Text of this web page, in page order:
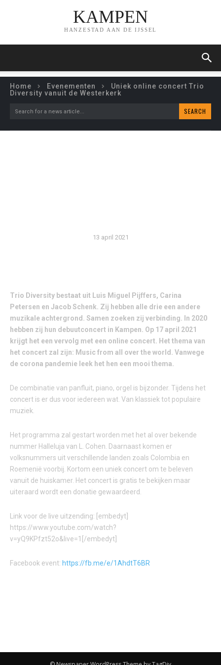
KAMPEN
HANZESTAD AAN DE IJSSEL
Home Evenementen
Uniek online concert Trio
Diversity vanuit de Westerkerk
Search for a news article... SEARCH
13 april 2021
Trio Diversity bestaat uit Luis Miguel Pijffers, Carina
Petersen en Jacob Schenk. Zij hebben alle drie een andere
muzikale achtergrond. Samen zoeken zij verbinding. In 2020
hebben zij hun debuutconcert in Kampen. Op 17 april 2021
krijgt het een vervolg met een online concert. Het thema van
het concert zal zijn: Music from all over the world. Vanwege
de corona pandemie leek het hen een mooi thema.
De combinatie van panfluit, piano, orgel is bijzonder. Tijdens het
concert is er dus voor iedereen wat. Van klassiek tot populaire
muziek.
Het programma zal gestart worden met het al over bekende
nummer Halleluja van L. Cohen. Daarnaast komen er
volksnummers uit verschillende landen zoals Colombia en
Roemenië voorbij. Kortom een uniek concert om te beleven
vanuit de huiskamer. Het concert is gratis te bekijken maar
uiteraard wordt een donatie gewaardeerd.
Link voor de live uitzending: [embedyt]
https://www.youtube.com/watch?
v=yQ9KPfzt52o&live=1[/embedyt]
Facebook event: https://fb.me/e/1AhdtT6BR